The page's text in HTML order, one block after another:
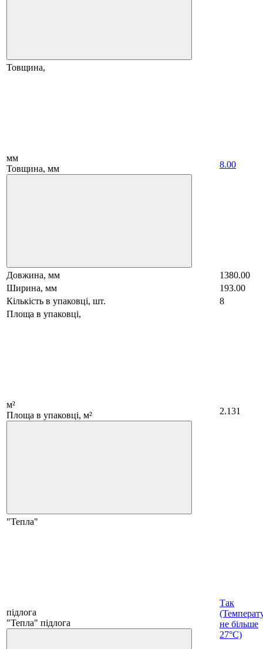
Товщина,
мм
Товщина, мм
8.00
Довжина, мм
1380.00
Ширина, мм
193.00
Кількість в упаковці, шт.
8
Площа в упаковці,
м²
Площа в упаковці, м²
2.131
"Тепла"
підлога
"Тепла" підлога
Так
не більше
27°C)